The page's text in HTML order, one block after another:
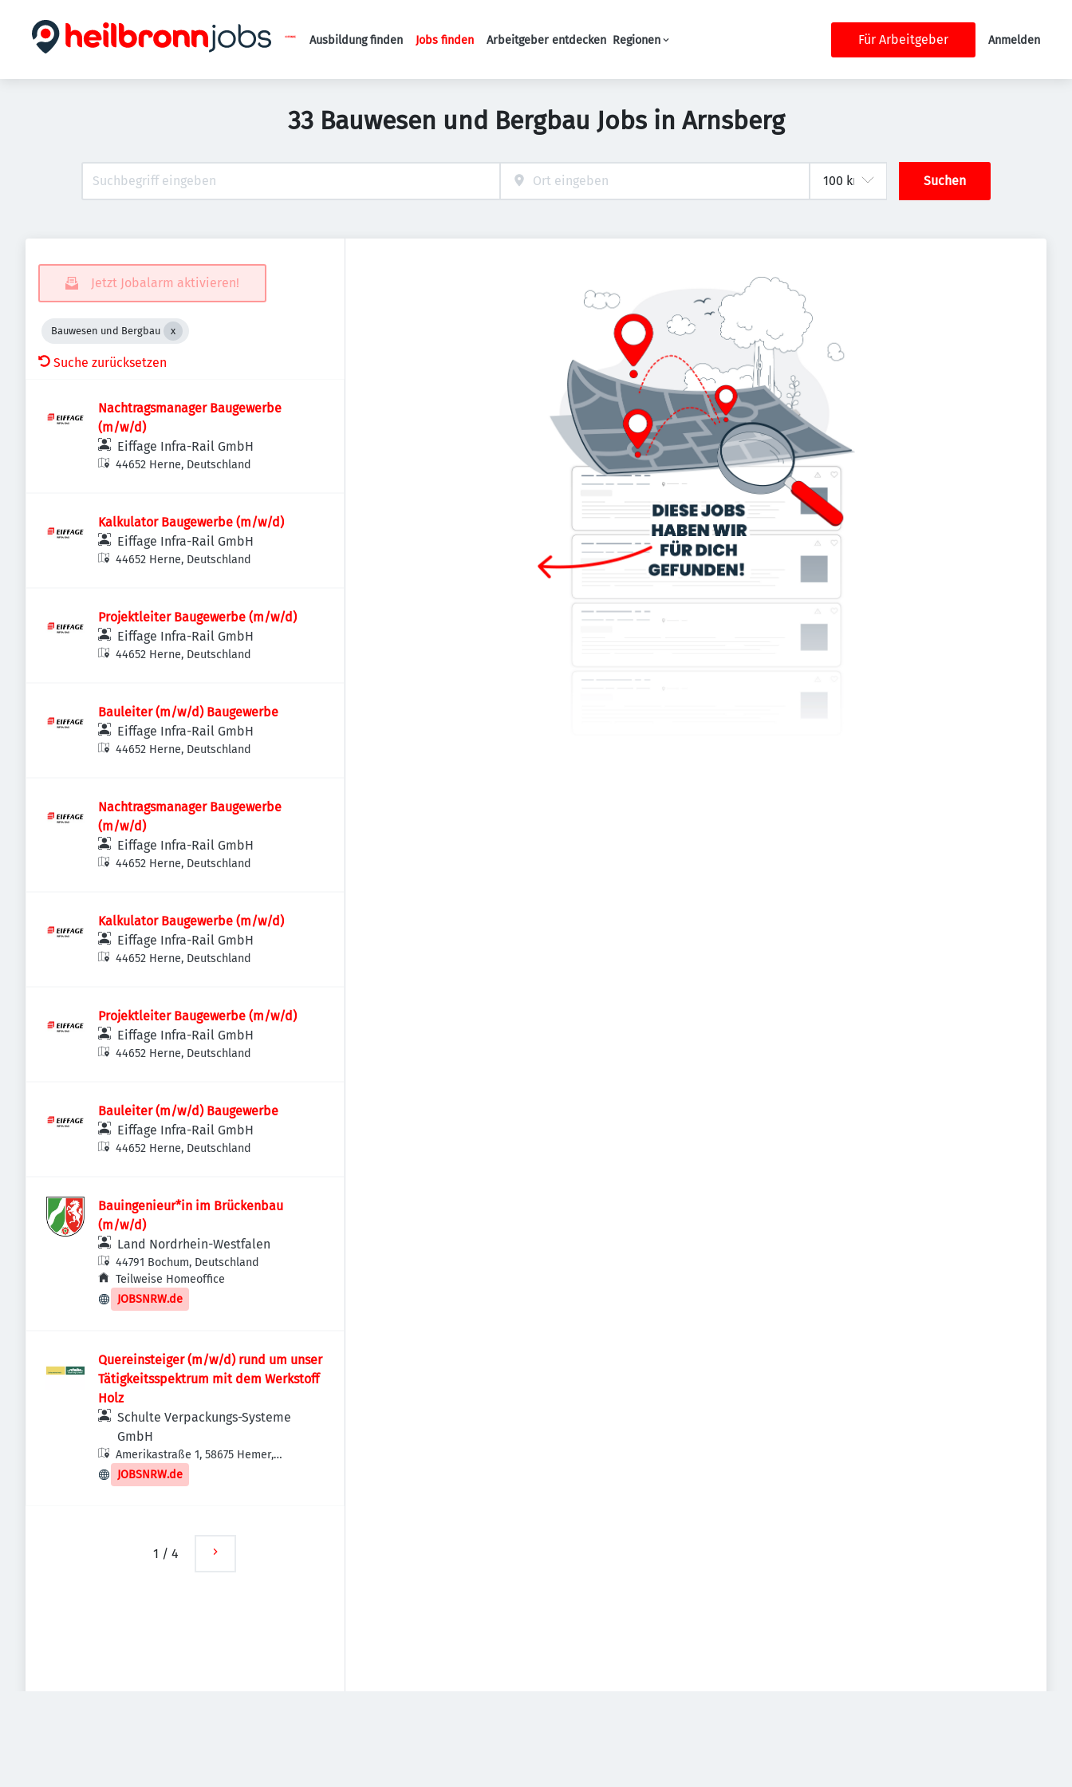
Haupt-Navigation
Ausbildung finden Jobs finden Arbeitgeber entdecken Regionen Für Arbeitgeber Anmelden
33 Bauwesen und Bergbau Jobs in Arnsberg
Suchen
Jetzt Jobalarm aktivieren!
Bauwesen und Bergbau
Suche zurücksetzen
Nachtragsmanager Baugewerbe
(m/w/d)
Eiffage Infra-Rail GmbH
44652 Herne, Deutschland
Kalkulator Baugewerbe (m/w/d)
Eiffage Infra-Rail GmbH
44652 Herne, Deutschland
Projektleiter Baugewerbe (m/w/d)
Eiffage Infra-Rail GmbH
44652 Herne, Deutschland
Bauleiter (m/w/d) Baugewerbe
Eiffage Infra-Rail GmbH
44652 Herne, Deutschland
Nachtragsmanager Baugewerbe
(m/w/d)
Eiffage Infra-Rail GmbH
44652 Herne, Deutschland
Kalkulator Baugewerbe (m/w/d)
Eiffage Infra-Rail GmbH
44652 Herne, Deutschland
Projektleiter Baugewerbe (m/w/d)
Eiffage Infra-Rail GmbH
44652 Herne, Deutschland
Bauleiter (m/w/d) Baugewerbe
Eiffage Infra-Rail GmbH
44652 Herne, Deutschland
Bauingenieur*in im Brückenbau
(m/w/d)
Land Nordrhein-Westfalen
44791 Bochum, Deutschland
Teilweise Homeoffice
JOBSNRW.de
Quereinsteiger (m/w/d) rund um unser
Tätigkeitsspektrum mit dem Werkstoff
Holz
Schulte Verpackungs-Systeme
GmbH
Amerikastraße 1, 58675 Hemer,
Deutschland
JOBSNRW.de
1 / 4